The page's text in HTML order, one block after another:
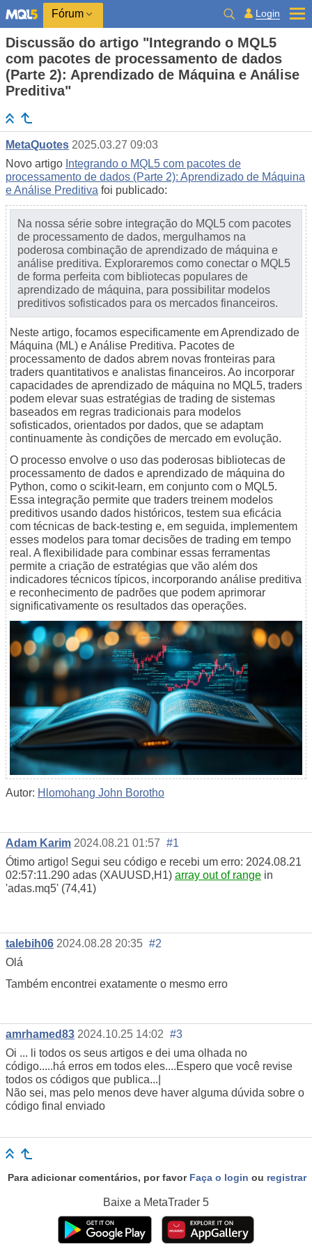
Fórum Login
Discussão do artigo "Integrando o MQL5
com pacotes de processamento de dados
(Parte 2): Aprendizado de Máquina e Análise
Preditiva"
MetaQuotes 2025.03.27 09:03
Novo artigo Integrando o MQL5 com pacotes de
processamento de dados (Parte 2): Aprendizado de Máquina
e Análise Preditiva foi publicado:
Na nossa série sobre integração do MQL5 com pacotes
de processamento de dados, mergulhamos na
poderosa combinação de aprendizado de máquina e
análise preditiva. Exploraremos como conectar o MQL5
de forma perfeita com bibliotecas populares de
aprendizado de máquina, para possibilitar modelos
preditivos sofisticados para os mercados financeiros.
Neste artigo, focamos especificamente em Aprendizado de
Máquina (ML) e Análise Preditiva. Pacotes de
processamento de dados abrem novas fronteiras para
traders quantitativos e analistas financeiros. Ao incorporar
capacidades de aprendizado de máquina no MQL5, traders
podem elevar suas estratégias de trading de sistemas
baseados em regras tradicionais para modelos
sofisticados, orientados por dados, que se adaptam
continuamente às condições de mercado em evolução.
O processo envolve o uso das poderosas bibliotecas de
processamento de dados e aprendizado de máquina do
Python, como o scikit-learn, em conjunto com o MQL5.
Essa integração permite que traders treinem modelos
preditivos usando dados históricos, testem sua eficácia
com técnicas de back-testing e, em seguida, implementem
esses modelos para tomar decisões de trading em tempo
real. A flexibilidade para combinar essas ferramentas
permite a criação de estratégias que vão além dos
indicadores técnicos típicos, incorporando análise preditiva
e reconhecimento de padrões que podem aprimorar
significativamente os resultados das operações.
Autor: Hlomohang John Borotho
Adam Karim 2024.08.21 01:57 #1
Ótimo artigo! Segui seu código e recebi um erro: 2024.08.21
02:57:11.290 adas (XAUUSD,H1) array out of range in
'adas.mq5' (74,41)
talebih06 2024.08.28 20:35 #2
Olá
Também encontrei exatamente o mesmo erro
amrhamed83 2024.10.25 14:02 #3
Oi ... li todos os seus artigos e dei uma olhada no
código.....há erros em todos eles....Espero que você revise
todos os códigos que publica...|
Não sei, mas pelo menos deve haver alguma dúvida sobre o
código final enviado
Para adicionar comentários, por favor Faça o login ou registrar
Baixe a MetaTrader 5